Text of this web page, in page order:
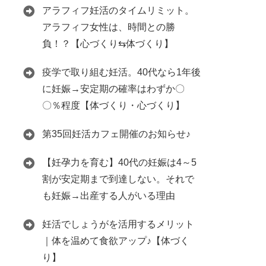
アラフィフ妊活のタイムリミット。
アラフィフ女性は、時間との勝
負！？【心づくり⇆体づくり】
疫学で取り組む妊活。40代なら1年後
に妊娠→安定期の確率はわずか〇
〇％程度【体づくり・心づくり】
第35回妊活カフェ開催のお知らせ♪
【妊孕力を育む】40代の妊娠は4～5
割が安定期まで到達しない。それで
も妊娠→出産する人がいる理由
妊活でしょうがを活用するメリット
｜体を温めて食欲アップ♪【体づく
り】